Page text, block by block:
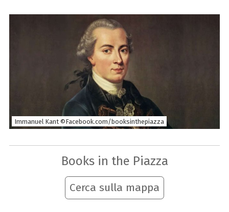
Immanuel Kant ©Facebook.com/booksinthepiazza
Books in the Piazza
Cerca sulla mappa